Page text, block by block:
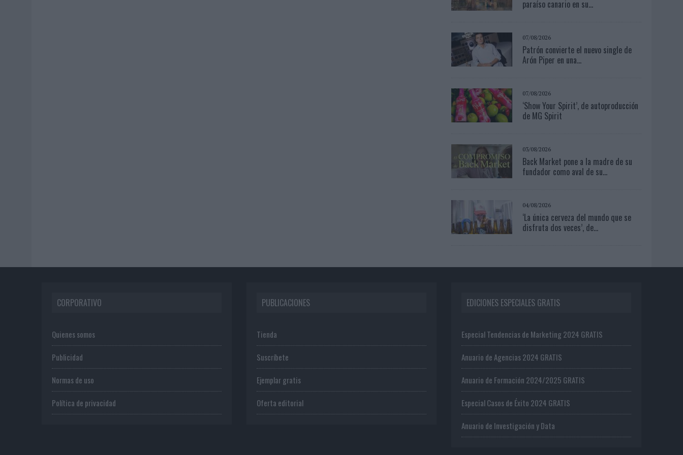
paraíso canario en su...
07/08/2026
Patrón convierte el nuevo single de
Arón Piper en una...
07/08/2026
‘Show Your Spirit’, de autoproducción
de MG Spirit
03/08/2026
Back Market pone a la madre de su
fundador como aval de su...
04/08/2026
‘La única cerveza del mundo que se
disfruta dos veces’, de...
CORPORATIVO
Quienes somos
Publicidad
Normas de uso
Política de privacidad
PUBLICACIONES
Tienda
Suscríbete
Ejemplar gratis
Oferta editorial
EDICIONES ESPECIALES GRATIS
Especial Tendencias de Marketing 2024 GRATIS
Anuario de Agencias 2024 GRATIS
Anuario de Formación 2024/2025 GRATIS
Especial Casos de Éxito 2024 GRATIS
Anuario de Investigación y Data